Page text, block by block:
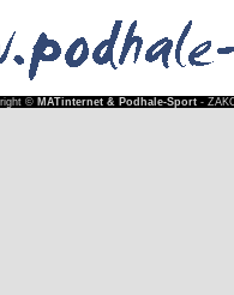
© MATinternet & Podhale-Sport-